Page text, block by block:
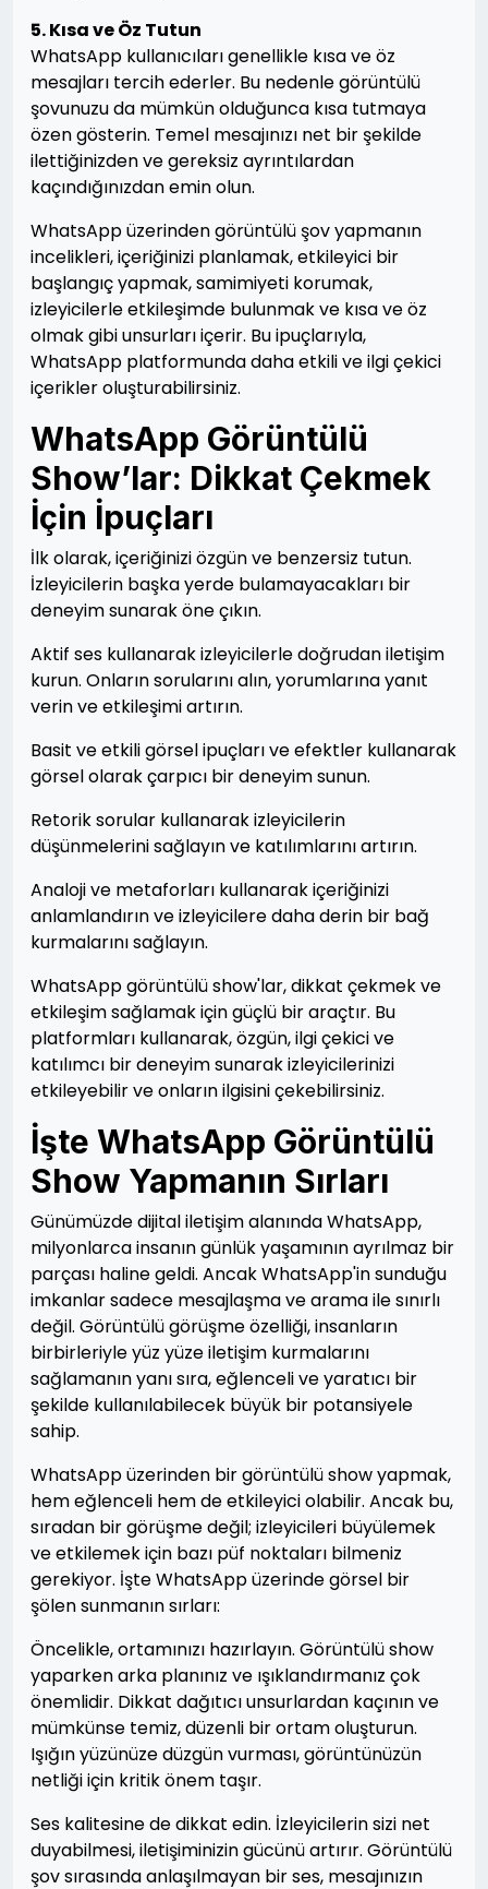
5. Kısa ve Öz Tutun
WhatsApp kullanıcıları genellikle kısa ve öz
mesajları tercih ederler. Bu nedenle görüntülü
şovunuzu da mümkün olduğunca kısa tutmaya
özen gösterin. Temel mesajınızı net bir şekilde
ilettiğinizden ve gereksiz ayrıntılardan
kaçındığınızdan emin olun.
WhatsApp üzerinden görüntülü şov yapmanın
incelikleri, içeriğinizi planlamak, etkileyici bir
başlangıç yapmak, samimiyeti korumak,
izleyicilerle etkileşimde bulunmak ve kısa ve öz
olmak gibi unsurları içerir. Bu ipuçlarıyla,
WhatsApp platformunda daha etkili ve ilgi çekici
içerikler oluşturabilirsiniz.
WhatsApp Görüntülü
Show’lar: Dikkat Çekmek
İçin İpuçları
İlk olarak, içeriğinizi özgün ve benzersiz tutun.
İzleyicilerin başka yerde bulamayacakları bir
deneyim sunarak öne çıkın.
Aktif ses kullanarak izleyicilerle doğrudan iletişim
kurun. Onların sorularını alın, yorumlarına yanıt
verin ve etkileşimi artırın.
Basit ve etkili görsel ipuçları ve efektler kullanarak
görsel olarak çarpıcı bir deneyim sunun.
Retorik sorular kullanarak izleyicilerin
düşünmelerini sağlayın ve katılımlarını artırın.
Analoji ve metaforları kullanarak içeriğinizi
anlamlandırın ve izleyicilere daha derin bir bağ
kurmalarını sağlayın.
WhatsApp görüntülü show'lar, dikkat çekmek ve
etkileşim sağlamak için güçlü bir araçtır. Bu
platformları kullanarak, özgün, ilgi çekici ve
katılımcı bir deneyim sunarak izleyicilerinizi
etkileyebilir ve onların ilgisini çekebilirsiniz.
İşte WhatsApp Görüntülü
Show Yapmanın Sırları
Günümüzde dijital iletişim alanında WhatsApp,
milyonlarca insanın günlük yaşamının ayrılmaz bir
parçası haline geldi. Ancak WhatsApp'in sunduğu
imkanlar sadece mesajlaşma ve arama ile sınırlı
değil. Görüntülü görüşme özelliği, insanların
birbirleriyle yüz yüze iletişim kurmalarını
sağlamanın yanı sıra, eğlenceli ve yaratıcı bir
şekilde kullanılabilecek büyük bir potansiyele
sahip.
WhatsApp üzerinden bir görüntülü show yapmak,
hem eğlenceli hem de etkileyici olabilir. Ancak bu,
sıradan bir görüşme değil; izleyicileri büyülemek
ve etkilemek için bazı püf noktaları bilmeniz
gerekiyor. İşte WhatsApp üzerinde görsel bir
şölen sunmanın sırları:
Öncelikle, ortamınızı hazırlayın. Görüntülü show
yaparken arka planınız ve ışıklandırmanız çok
önemlidir. Dikkat dağıtıcı unsurlardan kaçının ve
mümkünse temiz, düzenli bir ortam oluşturun.
Işığın yüzünüze düzgün vurması, görüntünüzün
netliği için kritik önem taşır.
Ses kalitesine de dikkat edin. İzleyicilerin sizi net
duyabilmesi, iletişiminizin gücünü artırır. Görüntülü
şov sırasında anlaşılmayan bir ses, mesajınızın